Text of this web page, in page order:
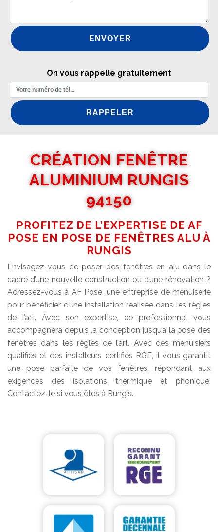
On vous rappelle gratuitement
CRÉATION FENÊTRE
ALUMINIUM RUNGIS
94150
PROFITEZ DE L’EXPERTISE DE AF
POSE EN POSE DE FENÊTRES ALU À
RUNGIS
Envisagez-vous de poser des fenêtres en alu dans le
cadre d’une nouvelle construction ou d’une rénovation ?
Adressez-vous à AF Pose, une entreprise de menuiserie
pour bénéficier d’une installation réalisée dans les règles
de l’art. Avec son expertise, ce professionnel vous
accompagnera depuis la conception jusqu’à la pose des
fenêtres dans les règles de l’art. Avec des menuisiers
qualifiés et des installeurs certifiés RGE, il vous garantit
une pose parfaite de vos fenêtres, répondant aux
exigences des isolations thermique et phonique.
Contactez-le si vous êtes à Rungis.